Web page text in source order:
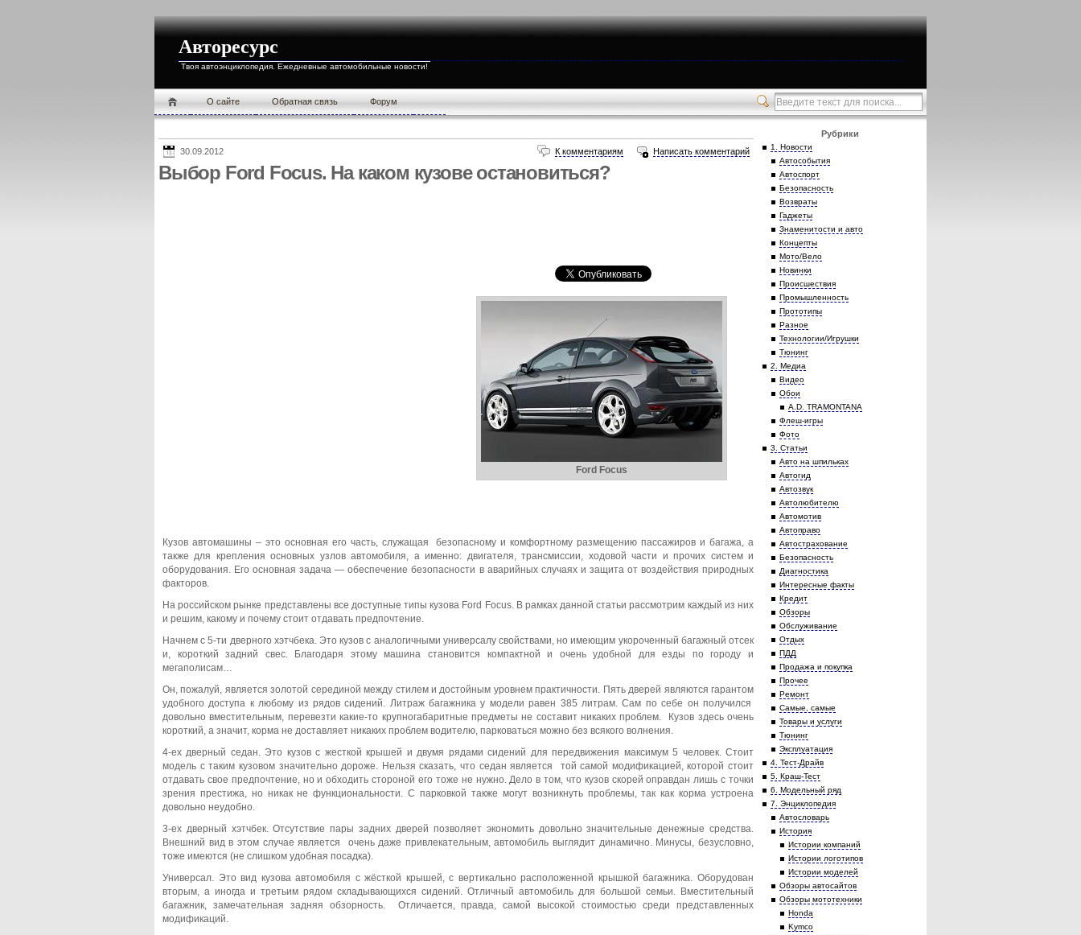
Авторесурс
Твоя автоэнциклопедия. Ежедневные автомобильные новости!
О cайте Обратная связь Форум
30.09.2012 Написать комментарий
К комментариям
Выбор Ford Focus. На каком кузове остановиться?
Ford Focus
Кузов автомашины – это основная его часть, служащая безопасному и комфортному размещению пассажиров и багажа, а
также для крепления основных узлов автомобиля, а именно: двигателя, трансмиссии, ходовой части и прочих систем и
оборудования. Его основная задача — обеспечение безопасности в аварийных случаях и защита от воздействия природных
факторов.
На российском рынке представлены все доступные типы кузова Ford Focus. В рамках данной статьи рассмотрим каждый из них
и решим, какому и почему стоит отдавать предпочтение.
Начнем с 5-ти дверного хэтчбека. Это кузов с аналогичными универсалу свойствами, но имеющим укороченный багажный отсек
и, короткий задний свес. Благодаря этому машина становится компактной и очень удобной для езды по городу и
мегаполисам…
Он, пожалуй, является золотой серединой между стилем и достойным уровнем практичности. Пять дверей являются гарантом
удобного доступа к любому из рядов сидений. Литраж багажника у модели равен 385 литрам. Сам по себе он получился
довольно вместительным, перевезти какие-то крупногабаритные предметы не составит никаких проблем. Кузов здесь очень
короткий, а значит, корма не доставляет никаких проблем водителю, парковаться можно без всякого волнения.
4-ех дверный седан. Это кузов с жесткой крышей и двумя рядами сидений для передвижения максимум 5 человек. Стоит
модель с таким кузовом значительно дороже. Нельзя сказать, что седан является той самой модификацией, которой стоит
отдавать свое предпочтение, но и обходить стороной его тоже не нужно. Дело в том, что кузов скорей оправдан лишь с точки
зрения престижа, но никак не функциональности. С парковкой также могут возникнуть проблемы, так как корма устроена
довольно неудобно.
3-ех дверный хэтчбек. Отсутствие пары задних дверей позволяет экономить довольно значительные денежные средства.
Внешний вид в этом случае является очень даже привлекательным, автомобиль выглядит динамично. Минусы, безусловно,
тоже имеются (не слишком удобная посадка).
Универсал. Это вид кузова автомобиля с жёсткой крышей, с вертикально расположенной крышкой багажника. Оборудован
вторым, а иногда и третьим рядом складывающихся сидений. Отличный автомобиль для большой семьи. Вместительный
багажник, замечательная задняя обзорность. Отличается, правда, самой высокой стоимостью среди представленных
модификаций.
Рубрики
1. Новости
Автособытия
Автоспорт
Безопасность
Возвраты
Гаджеты
Знаменитости и авто
Концепты
Мото/Вело
Новинки
Происшествия
Промышленность
Прототипы
Разное
Технологии/Игрушки
Тюнинг
2. Медиа
Видео
Обои
A.D. TRAMONTANA
Флеш-игры
Фото
3. Статьи
Авто на шпильках
Автогид
Автозвук
Автолюбителю
Автомотив
Автоправо
Автострахование
Безопасность
Диагностика
Интересные факты
Кредит
Обзоры
Обслуживание
Отдых
ПДД
Продажа и покупка
Прочее
Ремонт
Самые, самые
Товары и услуги
Тюнинг
Эксплуатация
4. Тест-Драйв
5. Краш-Тест
6. Модельный ряд
7. Энциклопедия
Автословарь
История
Истории компаний
Истории логотипов
Истории моделей
Обзоры автосайтов
Обзоры мототехники
Honda
Kymco